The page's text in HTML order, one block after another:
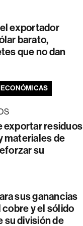
exportador
barato,
que no dan
exportar residuos
materiales de
su
sus ganancias
cobre y el sólido
su división de